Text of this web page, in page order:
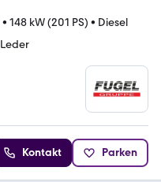
• 148 kW (201 PS) • Diesel
Leder
Kontakt Parken